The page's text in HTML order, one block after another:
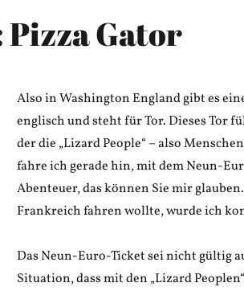
Pizza Gator
Also in Washington England gibt es
englisch und steht für Tor. Dieses Tor
der die „Lizard People“ – also
fahre ich gerade hin, mit dem Neun-
Abenteuer, das können Sie mir
Frankreich fahren wollte, wurde ich
Das Neun-Euro-Ticket sei nicht gültig
Situation, dass mit den „Lizard